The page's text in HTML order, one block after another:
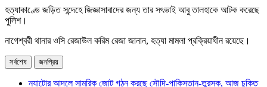
হত্যাকাণ্ডে জড়িত সন্দেহে জিজ্ঞাসাবাদের জন্য তার সৎভাই আবু তালহাকে আটক করেছে
পুলিশ।
নাগেশ্বরী থানার ওসি রেজাউল করিম রেজা জানান, হত্যা মামলা প্রক্রিয়াধীন রয়েছে।
সর্বশেষ জনপ্রিয়
ন্যাটোর আদলে সামরিক জোট গঠন করছে সৌদি-পাকিস্তান-তুরস্ক, আজ চুক্তি